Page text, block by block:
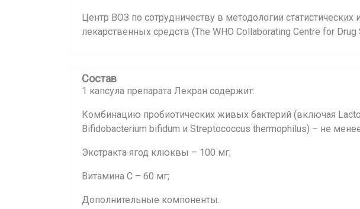
Центр ВОЗ по сотрудничеству в методологии статистических
лекарственных средств (The WHO Collaborating Centre for
Состав
1 капсула препарата Лекран содержит:
Комбинацию пробиотических живых бактерий (включая
Bifidobacterium bifidum и Streptococcus thermophilus) – не
Экстракта ягод клюквы – 100 мг;
Витамина С – 60 мг;
Дополнительные компоненты.